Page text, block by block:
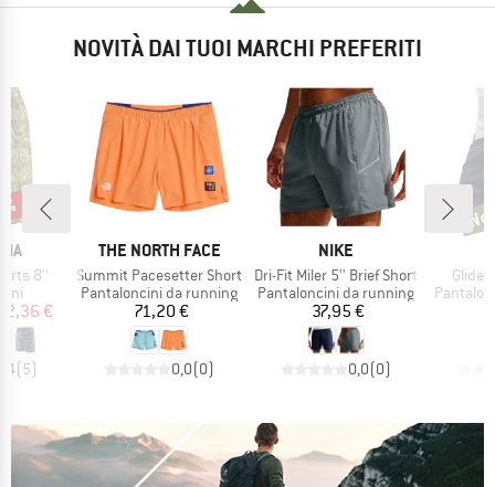
NOVITÀ DAI TUOI MARCHI PREFERITI
8''
prodotti
ridotto
€
( 5)
MARCHIO
THE NORTH FACE
Articolo
Summit Pacesetter Short
Gruppo di prodotti
Pantaloncini da running
Prezzo
71,20 €
0,0(0)
MARCHIO
NIKE
Articolo
Dri-Fit Miler 5'' Brief Short
Gruppo di prodotti
Pantaloncini da running
Prezzo
37,95 €
0,0(0)
Glide
Gruppo